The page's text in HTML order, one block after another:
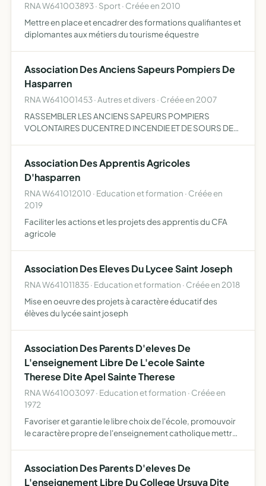
RNA W641003893 · Sport · Créée en 2010
Mettre en place et encadrer des formations qualifiantes et
diplomantes aux métiers du tourisme équestre
Association Des Anciens Sapeurs Pompiers De
Hasparren
RNA W641001453 · Autres et divers · Créée en 2007
RASSEMBLER LES ANCIENS SAPEURS POMPIERS
VOLONTAIRES DUCENTRE D INCENDIE ET DE SOURS DE
Association Des Apprentis Agricoles
D'hasparren
RNA W641012010 · Education et formation · Créée en
2019
Faciliter les actions et les projets des apprentis du CFA
agricole
Association Des Eleves Du Lycee Saint Joseph
RNA W641011835 · Education et formation · Créée en 2018
Mise en oeuvre des projets à caractère éducatif des
élèves du lycée saint joseph
Association Des Parents D'eleves De
L'enseignement Libre De L'ecole Sainte
Therese Dite Apel Sainte Therese
RNA W641003097 · Education et formation · Créée en
1972
Favoriser et garantie le libre choix de l'école, promouvoir
le caractère propre de l'enseignement catholique mettre
Association Des Parents D'eleves De
L'enseignement Libre Du College Ursuya Dite